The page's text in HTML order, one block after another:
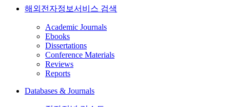
해외전자정보서비스 검색
Academic Journals
Ebooks
Dissertations
Conference Materials
Reviews
Reports
Databases & Journals